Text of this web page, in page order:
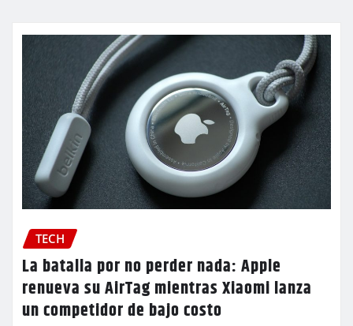
TECH
La batalla por no perder nada: Apple
renueva su AirTag mientras Xiaomi lanza
un competidor de bajo costo